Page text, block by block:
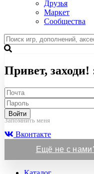
Друзья
Маркет
Сообщества
Привет, заходи!
Войти
Запомнить меня
Вконтакте
Ещё не с